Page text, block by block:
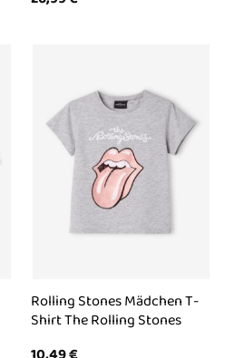
Rolling Stones Mädchen T-
Shirt The Rolling Stones